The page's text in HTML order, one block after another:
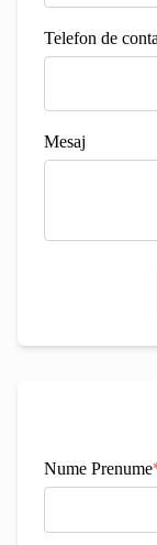
Telefon de
Mesaj
Nume Prenume